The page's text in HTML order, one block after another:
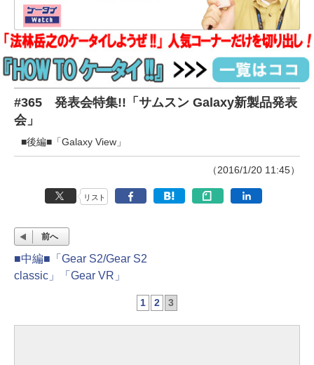
#365 発表会特集!!「サムスン Galaxy新製品発表
会」
■後編■「Galaxy View」
（2016/1/20 11:45）
リスト
前へ
■中編■「Gear S2/Gear S2
classic」「Gear VR」
1 2 3